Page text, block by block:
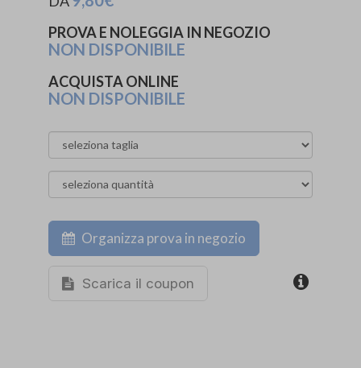
PROVA E NOLEGGIA IN NEGOZIO
NON DISPONIBILE
ACQUISTA ONLINE
NON DISPONIBILE
Organizza prova in negozio
Scarica il coupon